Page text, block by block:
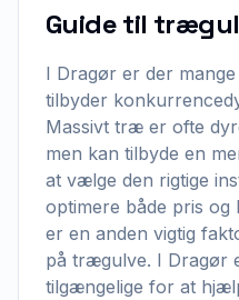
Guide til
I Dragør er der
tilbyder
Massivt træ er ofte
men kan tilbyde en
at vælge den rigtige
optimere både pris og
er en anden vigtig
på trægulve. I Dragør
tilgængelige for at